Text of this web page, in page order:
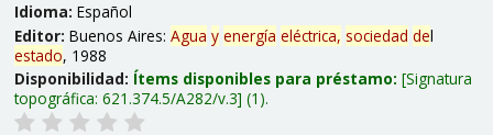
Idioma: Español
Editor: Buenos Aires: Agua y energía eléctrica, sociedad del
estado, 1988
Disponibilidad: Ítems disponibles para préstamo: Signatura
topográfica: 621.374.5/A282/v.3 (1).